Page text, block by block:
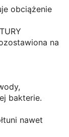
obciążenie
na
bakterie.
nawet